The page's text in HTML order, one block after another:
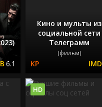
6.1
Кино и мульты из
социальной сети
Телеграмм
(фильм)
HD